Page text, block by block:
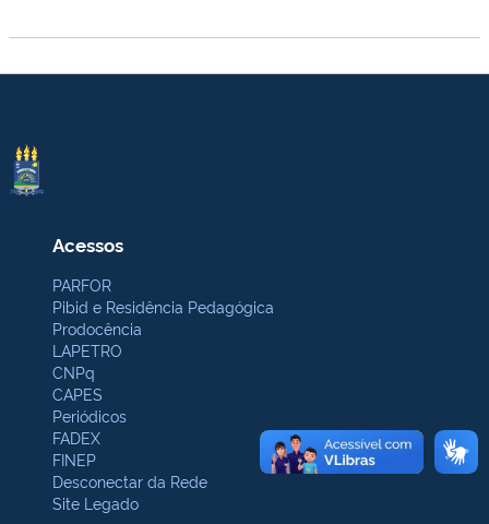
Acessos
PARFOR
Pibid e Residência Pedagógica
Prodocência
LAPETRO
CNPq
CAPES
Periódicos
FADEX
FINEP
Desconectar da Rede
Site Legado